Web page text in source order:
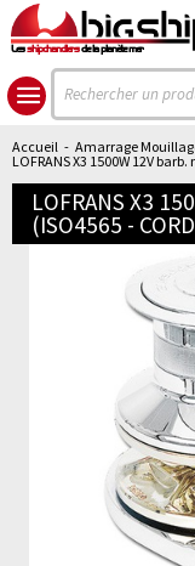
Lesshipchandlersde la planète mer
Accueil - Amarrage
LOFRANS X3 1500W 12V
LOFRANS X3
(ISO4565 -